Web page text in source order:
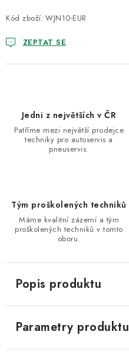
Kód zboží: WJN10-EUR
ZEPTAT SE
Jedni z největších v ČR
Patříme mezi největší prodejce
techniky pro autoservis a
pneuservis.
Tým proškolených techniků
Máme kvalitní zázemí a tým
proškolených techniků v tomto
oboru.
Popis produktu
Parametry produktu